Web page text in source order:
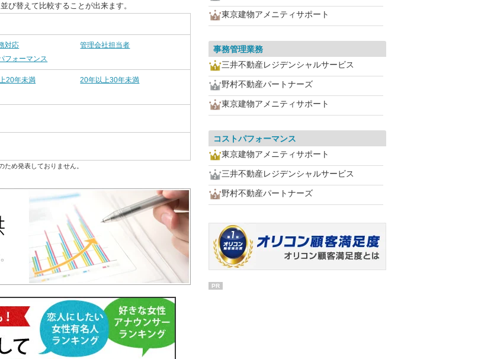
び替えて比較することが出来ます。
対応
管理会社担当者
フォーマンス
20年未満
20年以上30年未満
め発表しておりません。
東京建物アメニティサポート
事務管理業務
三井不動産レジデンシャルサービス
野村不動産パートナーズ
東京建物アメニティサポート
コストパフォーマンス
東京建物アメニティサポート
三井不動産レジデンシャルサービス
野村不動産パートナーズ
PR